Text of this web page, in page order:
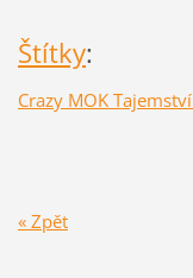
Štítky:
Crazy MOK
« Zpět